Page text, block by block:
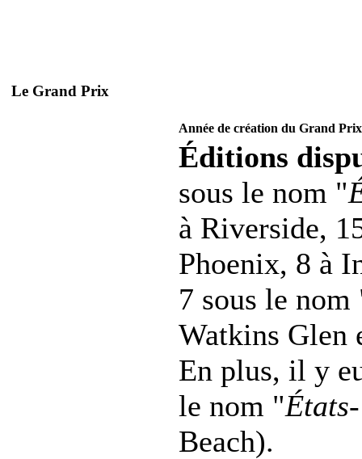
Le Grand Prix
Année de création du Grand
Éditions
sous le nom "
à Riverside,
Phoenix, 8 à
7 sous le nom
Watkins Glen
En plus, il y
le nom "
Beach).